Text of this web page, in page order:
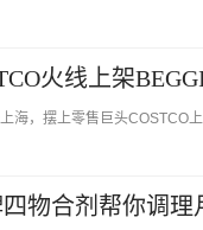
火线上架
，摆上零售巨头COSTCO
物合剂帮你调理